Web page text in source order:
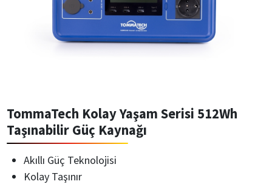
TommaTech Kolay Yaşam Serisi 512Wh
Taşınabilir Güç Kaynağı
Akıllı Güç Teknolojisi
Kolay Taşınır